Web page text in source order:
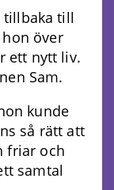
tillbaka till
över
ett nytt liv.
Sam.
kunde
så rätt att
friar och
samtal